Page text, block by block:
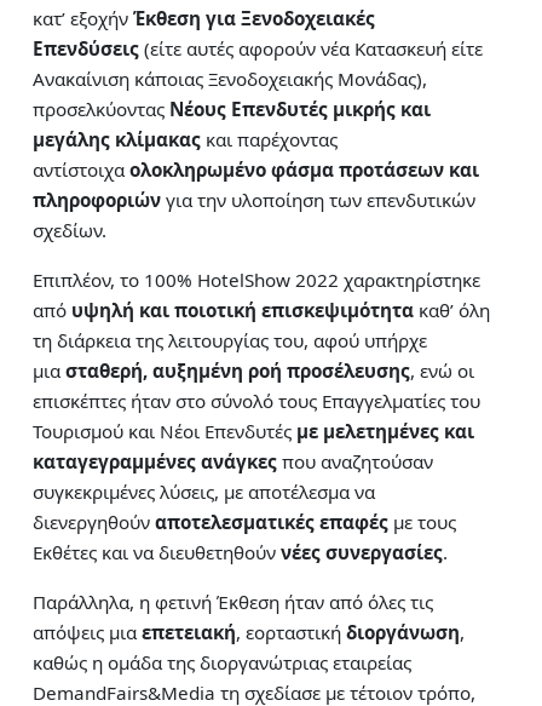
κατ’ εξοχήνΈκθεση για Ξενοδοχειακές
Επενδύσεις (είτε αυτές αφορούν νέα Κατασκευή είτε
Ανακαίνιση κάποιας Ξενοδοχειακής Μονάδας),
προσελκύοντας Νέους Επενδυτές μικρής και
μεγάλης κλίμακας και παρέχοντας
αντίστοιχαολοκληρωμένο φάσμα προτάσεων και
πληροφοριών για την υλοποίηση των επενδυτικών
σχεδίων.
Επιπλέον, το 100% HotelShow 2022 χαρακτηρίστηκε
από υψηλή και ποιοτική επισκεψιμότητα καθ’ όλη
τη διάρκεια της λειτουργίας του, αφού υπήρχε
μιασταθερή, αυξημένη ροή προσέλευσης, ενώ οι
επισκέπτες ήταν στο σύνολό τους Επαγγελματίες του
Τουρισμού και Νέοι Επενδυτές με μελετημένες και
καταγεγραμμένες ανάγκες που αναζητούσαν
συγκεκριμένες λύσεις, με αποτέλεσμα να
διενεργηθούναποτελεσματικές επαφές με τους
Εκθέτες και να διευθετηθούννέες συνεργασίες.
Παράλληλα, η φετινή Έκθεση ήταν από όλες τις
απόψεις μιαεπετειακή, εορταστικήδιοργάνωση,
καθώς η ομάδα της διοργανώτριας εταιρείας
DemandFairs&Media τη σχεδίασε με τέτοιον τρόπο,